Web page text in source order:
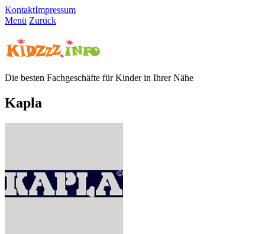
KontaktImpressum
Menü Zurück
Die besten Fachgeschäfte für Kinder in Ihrer Nähe
Kapla